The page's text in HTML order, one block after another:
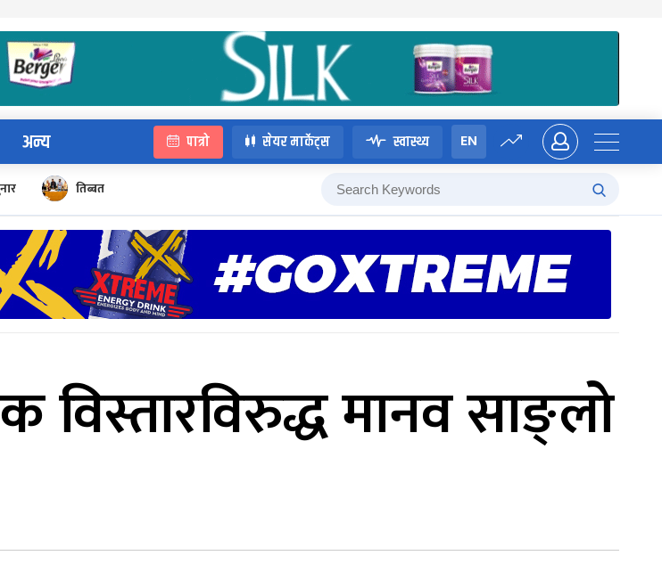
अन्य पात्रो सेयर मार्केट्स स्वास्थ्य EN
तिब्बत
विस्तारविरुद्ध मानव साङ्लो